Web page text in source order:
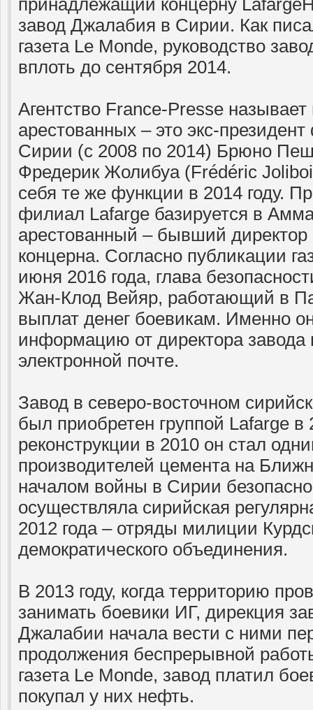
принадлежащий концерну
завод Джалабия в Сирии. Как
газета Le Monde, руководство
вплоть до сентября 2014.
Агентство France-Presse
арестованных – это экс-
Сирии (с 2008 по 2014) Брюно
Фредерик Жолибуа (Frédéric
себя те же функции в 2014 году.
филиал Lafarge базируется в
арестованный – бывший директор
концерна. Согласно публикации
июня 2016 года, глава
Жан-Клод Вейяр, работающий в
выплат денег боевикам. Именно
информацию от директора
электронной почте.
Завод в северо-восточном
был приобретен группой Lafarge в
реконструкции в 2010 он стал
производителей цемента на
началом войны в Сирии
осуществляла сирийская
2012 года – отряды милиции
демократического объединения.
В 2013 году, когда территорию
занимать боевики ИГ, дирекция
Джалабии начала вести с ними
продолжения беспрерывной
газета Le Monde, завод платил
покупал у них нефть.